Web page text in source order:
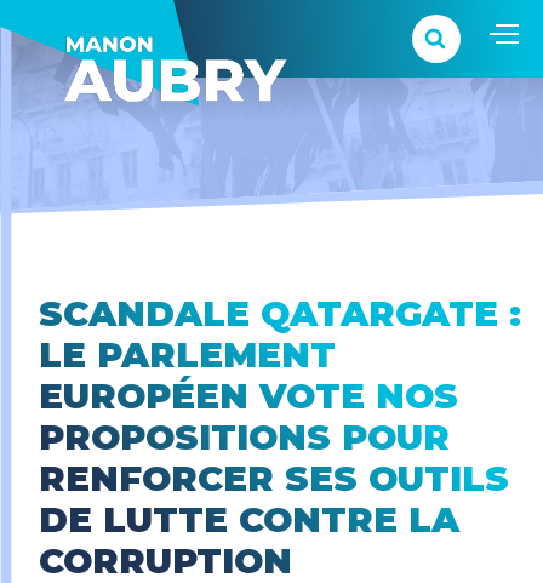
SCANDALE QATARGATE :
LE PARLEMENT
EUROPÉEN VOTE NOS
PROPOSITIONS POUR
RENFORCER SES OUTILS
DE LUTTE CONTRE LA
CORRUPTION